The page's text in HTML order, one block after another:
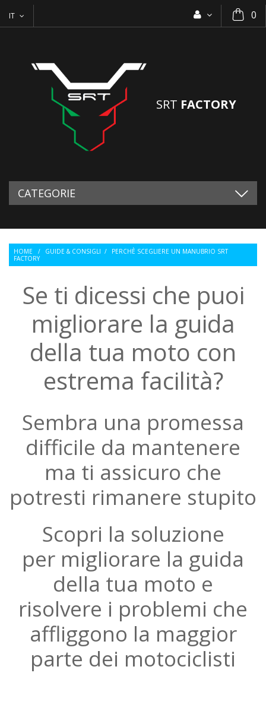
0
IT
SRT FACTORY
CATEGORIE
HOME / GUIDE & CONSIGLI /
PERCHÈ SCEGLIERE UN MANUBRIO SRT
FACTORY
Se ti dicessi che puoi
migliorare la guida
della tua moto con
estrema facilità?
Sembra una promessa
difficile da mantenere
ma ti assicuro che
potresti rimanere stupito
Scopri la soluzione
per migliorare la guida
della tua moto e
risolvere i problemi che
affliggono la maggior
parte dei motociclisti